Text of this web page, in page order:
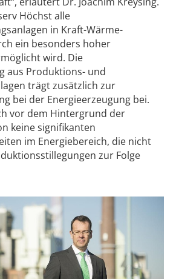
Höchst alle
in Kraft-Wärme-
ein besonders hoher
wird. Die
aus Produktions- und
trägt zusätzlich zur
bei der Energieerzeugung bei.
vor dem Hintergrund der
keine signifikanten
im Energiebereich, die nicht
zur Folge